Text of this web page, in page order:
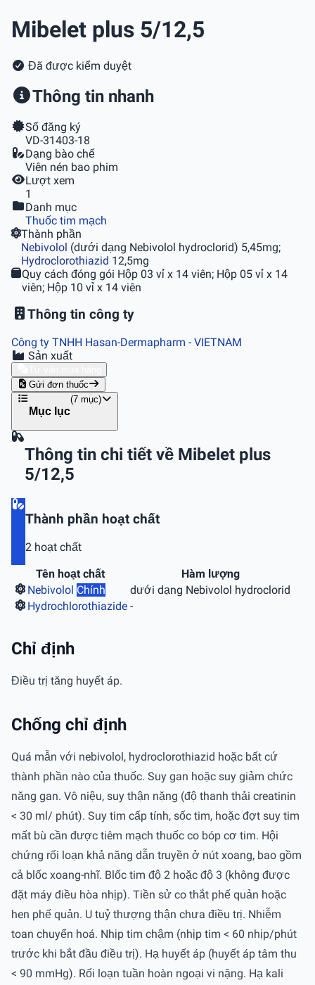
Mibelet plus 5/12,5
Đã được kiểm duyệt
Thông tin nhanh
Số đăng ký
VD-31403-18
Dạng bào chế
Viên nén bao phim
Lượt xem
1
Danh mục
Thuốc tim mạch
Thành phần
Nebivolol (dưới dạng Nebivolol hydroclorid) 5,45mg;
Hydroclorothiazid 12,5mg
Quy cách đóng gói Hộp 03 vỉ x 14 viên; Hộp 05 vỉ x 14
viên; Hộp 10 vỉ x 14 viên
Thông tin công ty
Công ty TNHH Hasan-Dermapharm - VIETNAM
Sản xuất
Gửi đơn thuốc
Mục lục
(7 mục)
Thông tin chi tiết về Mibelet plus
5/12,5
Thành phần hoạt chất
2 hoạt chất
Tên hoạt chất
Hàm lượng
Nebivolol Chính
dưới dạng Nebivolol hydroclorid
Hydrochlorothiazide -
Chỉ định
Điều trị tăng huyết áp.
Chống chỉ định
Quá mẫn với nebivolol, hydroclorothiazid hoặc bất cứ
thành phần nào của thuốc. Suy gan hoặc suy giảm chức
năng gan. Vô niệu, suy thận nặng (độ thanh thải creatinin
< 30 ml/ phút). Suy tim cấp tính, sốc tim, hoặc đợt suy tim
mất bù cần được tiêm mạch thuốc co bóp cơ tim. Hội
chứng rối loạn khả năng dẫn truyền ở nút xoang, bao gồm
cả blốc xoang-nhĩ. Blốc tim độ 2 hoặc độ 3 (không được
đặt máy điều hòa nhịp). Tiền sử co thắt phế quản hoặc
hen phế quản. U tuỷ thượng thận chưa điều trị. Nhiễm
toan chuyển hoá. Nhịp tim chậm (nhịp tim < 60 nhịp/phút
trước khi bắt đầu điều trị). Hạ huyết áp (huyết áp tâm thu
< 90 mmHg). Rối loạn tuần hoàn ngoại vi nặng. Hạ kali